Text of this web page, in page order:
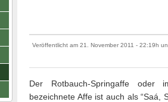
Veröffentlicht am 21. November 2011 - 22:19h
Der Rotbauch-Springaffe oder
bezeichnete Affe ist auch als “Saá,